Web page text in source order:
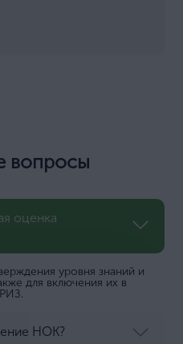
вопросы
оценка
уровня знаний и
для включения их в
НОК?